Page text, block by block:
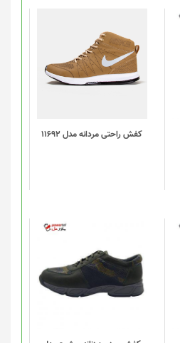
کفش راحتی مردانه مدل 11692
محصول
دارای
انواع
مختلفی
گزینه
محصول
شوند